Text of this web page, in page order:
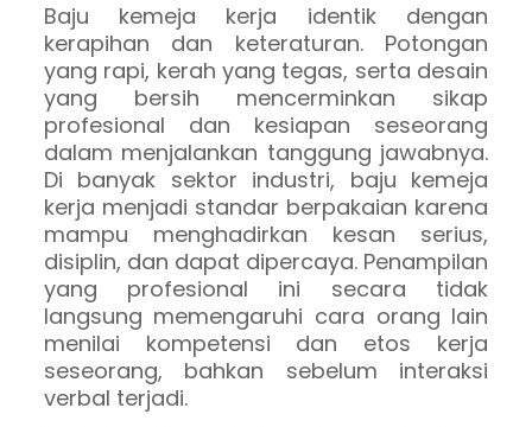
Baju kemeja kerja identik dengan
kerapihan dan keteraturan. Potongan
yang rapi, kerah yang tegas, serta desain
yang bersih mencerminkan sikap
profesional dan kesiapan seseorang
dalam menjalankan tanggung jawabnya.
Di banyak sektor industri, baju kemeja
kerja menjadi standar berpakaian karena
mampu menghadirkan kesan serius,
disiplin, dan dapat dipercaya. Penampilan
yang profesional ini secara tidak
langsung memengaruhi cara orang lain
menilai kompetensi dan etos kerja
seseorang, bahkan sebelum interaksi
verbal terjadi.